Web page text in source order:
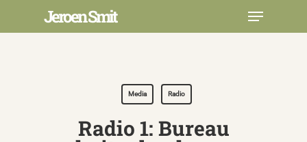
main
Jeroen Smit Menu
Media Radio
Radio 1: Bureau